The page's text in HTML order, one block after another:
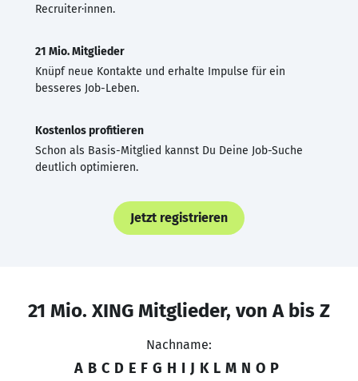
Recruiter·innen.
21 Mio. Mitglieder
Knüpf neue Kontakte und erhalte Impulse für ein
besseres Job-Leben.
Kostenlos profitieren
Schon als Basis-Mitglied kannst Du Deine Job-Suche
deutlich optimieren.
Jetzt registrieren
21 Mio. XING Mitglieder, von A bis Z
Nachname:
A B C D E F G H I J K L M N O P